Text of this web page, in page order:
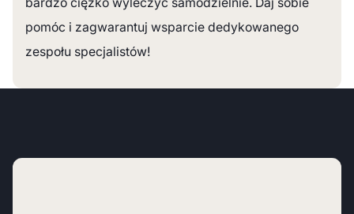
pomóc i zagwarantuj wsparcie dedykowanego
zespołu specjalistów!